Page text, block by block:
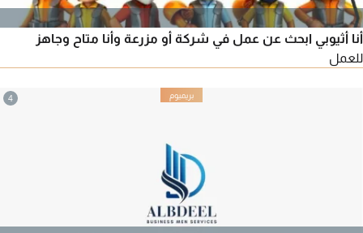
أنا أثيوبي ابحث عن عمل في شركة أو مزرعة وأنا متاح وجاهز
للعمل
4